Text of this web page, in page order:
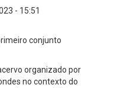
- 15:51
conjunto
organizado por
no contexto do